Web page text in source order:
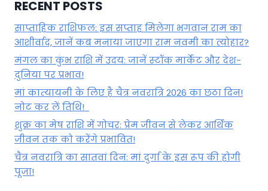
RECENT POSTS
साप्ताहिक राशिफल: इस सप्ताह मिलेगा भगवान राम का
आशीर्वाद, जानें कब मनाया जाएगा राम नवमी का त्योहार?
मंगल का कुंभ राशि में उदय: जानें स्‍टॉक मार्केट और देश-
दुनिया पर प्रभाव!
मां कात्‍यायनी के लिए है चैत्र नवरात्रि 2026 का छठा दिन!
नोट कर लें तिथि!
शुक्र का मेष राशि में गोचर: प्रेम जीवन से लेकर आर्थिक
जीवन तक को करेंगे प्रभावित!
चैत्र नवरात्रि का सातवां दिन: मां दुर्गा के इस रूप की होगी
पूजा!